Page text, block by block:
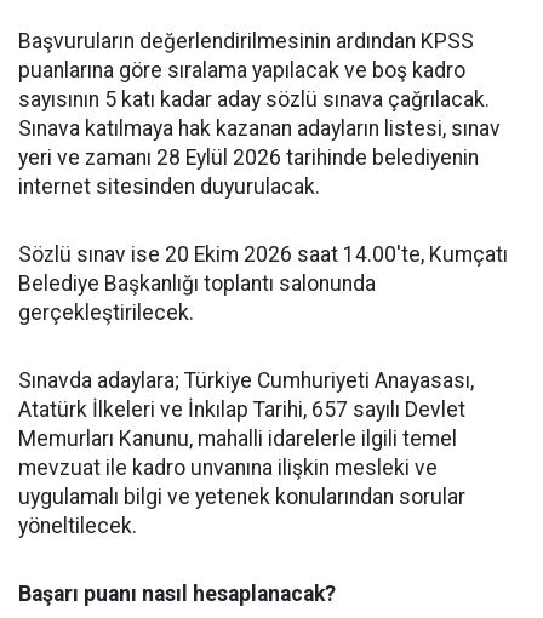
Başvuruların değerlendirilmesinin ardından KPSS
puanlarına göre sıralama yapılacak ve boş kadro
sayısının 5 katı kadar aday sözlü sınava çağrılacak.
Sınava katılmaya hak kazanan adayların listesi, sınav
yeri ve zamanı 28 Eylül 2026 tarihinde belediyenin
internet sitesinden duyurulacak.
Sözlü sınav ise 20 Ekim 2026 saat 14.00'te, Kumçatı
Belediye Başkanlığı toplantı salonunda
gerçekleştirilecek.
Sınavda adaylara; Türkiye Cumhuriyeti Anayasası,
Atatürk İlkeleri ve İnkılap Tarihi, 657 sayılı Devlet
Memurları Kanunu, mahalli idarelerle ilgili temel
mevzuat ile kadro unvanına ilişkin mesleki ve
uygulamalı bilgi ve yetenek konularından sorular
yöneltilecek.
Başarı puanı nasıl hesaplanacak?